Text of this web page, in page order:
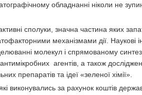
обладнанні ніколи не
сполуки, значна частина яких
механізмами дії. Наукові
молекул і спрямованому
агентів, а також
препаратів та ідеї «зеленої хімії».
виконувались за рахунок коштів